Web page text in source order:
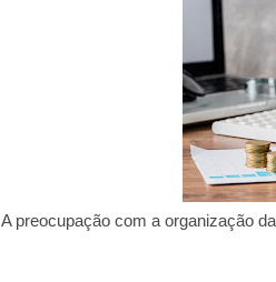
A preocupação com a organização